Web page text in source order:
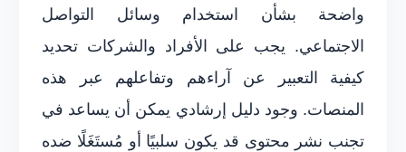
واضحة بشأن استخدام وسائل التواصل
الاجتماعي. يجب على الأفراد والشركات تحديد
كيفية التعبير عن آراءهم وتفاعلهم عبر هذه
المنصات. وجود دليل إرشادي يمكن أن يساعد في
تجنب نشر محتوى قد يكون سلبيًا أو مُستَغَلًا ضده